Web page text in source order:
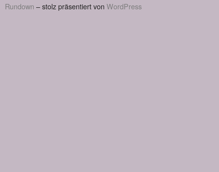
Rundown – stolz präsentiert von WordPress